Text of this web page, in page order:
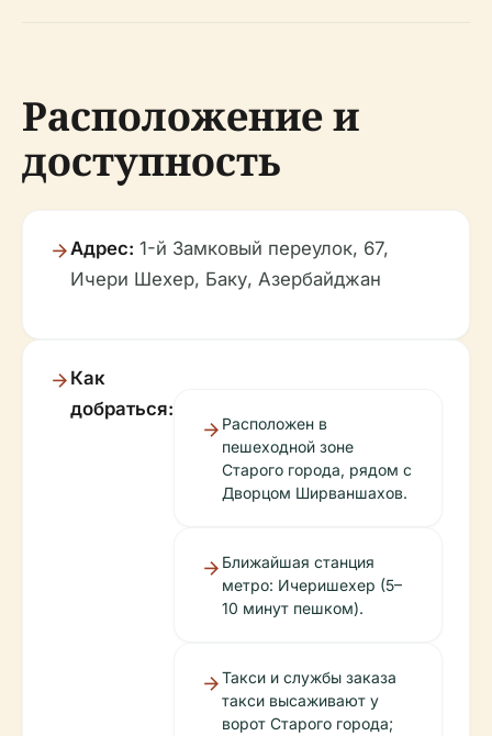
Расположение и
доступность
Адрес: 1-й Замковый переулок, 67,
Ичери Шехер, Баку, Азербайджан
Как
добраться:
Расположен в
пешеходной зоне
Старого города, рядом с
Дворцом Ширваншахов.
Ближайшая станция
метро: Ичеришехер (5–
10 минут пешком).
Такси и службы заказа
такси высаживают у
ворот Старого города;